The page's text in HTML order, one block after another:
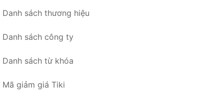
Danh sách thương hiệu
Danh sách công ty
Danh sách từ khóa
Mã giảm giá Tiki